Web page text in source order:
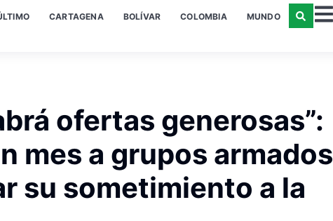
CARTAGENA BOLÍVAR COLOMBIA MUNDO
ofertas generosas”:
mes a grupos armados
su sometimiento a la